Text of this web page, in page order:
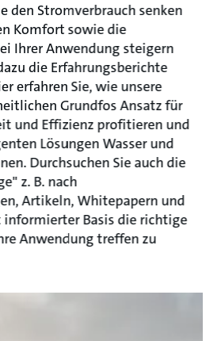
den Stromverbrauch senken
Komfort sowie die
Ihrer Anwendung steigern
die Erfahrungsberichte
erfahren Sie, wie unsere
Grundfos Ansatz für
und Effizienz profitieren und
Lösungen Wasser und
Durchsuchen Sie auch die
z. B. nach
Artikeln, Whitepapern und
Basis die richtige
Anwendung treffen zu